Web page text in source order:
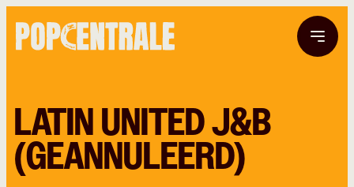
LATIN UNITED J&B
(GEANNULEERD)